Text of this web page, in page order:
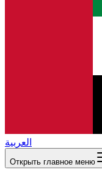
العربية
Открыть главное меню